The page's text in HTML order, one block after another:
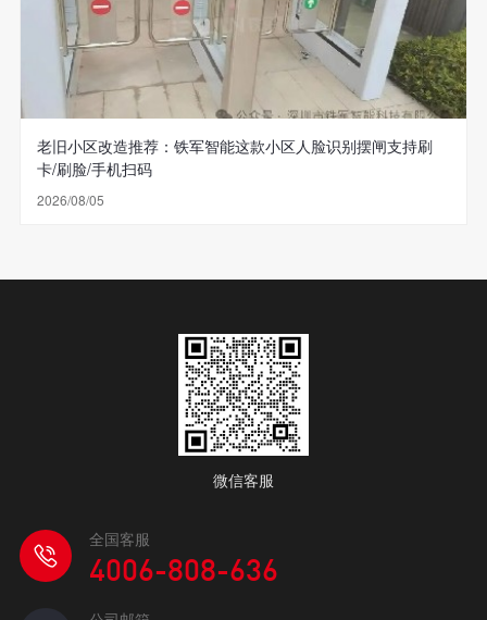
老旧小区改造推荐：铁军智能这款小区人脸识别摆闸支持刷
卡/刷脸/手机扫码
2026/08/05
微信客服
全国客服
4006-808-636